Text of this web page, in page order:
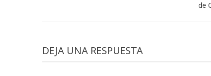
de
DEJA UNA RESPUESTA